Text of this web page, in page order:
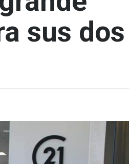
sus dos